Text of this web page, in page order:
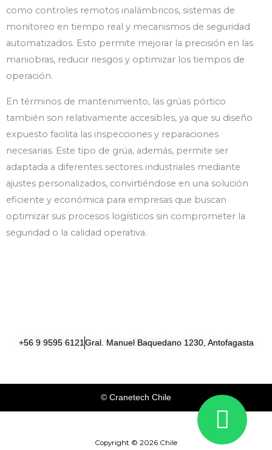
W
h
como controles remotos inalámbricos, sistemas de
monitoreo en tiempo real y mecanismos de seguridad
automatizados. Esto permite mejorar la precisión en las
maniobras, reducir riesgos y optimizar los tiempos de
operación.
En términos de mantenimiento, las grúas pórtico
también son relativamente accesibles, ya que su diseño
expuesto facilita las inspecciones y reparaciones
necesarias. Este tipo de grúa, además, permite ser
adaptada a diferentes sectores industriales mediante
ajustes personalizados, convirtiéndose en una solución
eficiente y económica para empresas que buscan
optimizar sus procesos logísticos sin comprometer la
seguridad o la calidad operativa.
+56 9 9595 6121 Gral. Manuel Baquedano 1230, Antofagasta
© Cranetech Chile
Copyright © 2026 Chile